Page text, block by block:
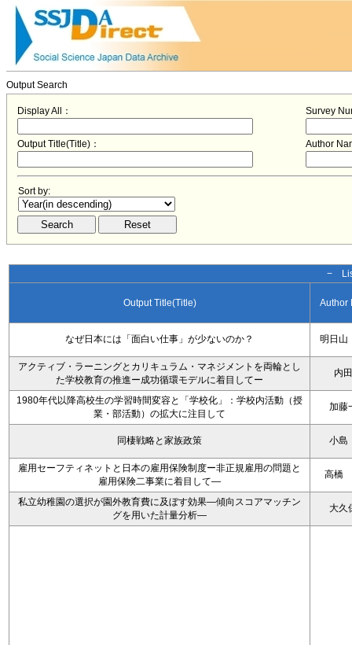
Output Search
Display All： Survey
Output Title(Title)： Author
Sort by:
−
Output Title(Title) Author
なぜ日本には「面白い仕事」が少ないのか？ 明日
アクティブ・ラーニングとカリキュラム・マネジメントを両輪とし
た学校教育の推進ー成功循環モデルに着目してー
内
1980年代以降高校生の学習時間変容と「学校化」：学校内活動（授
業・部活動）の拡大に注目して
加藤
同棲戦略と家族政策 小
雇用セーフティネットと日本の雇用保険制度ー非正規雇用の問題と
雇用保険二事業に着目して―
高橋
私立幼稚園の選択が園外教育費に及ぼす効果―傾向スコアマッチン
グを用いた計量分析―
大久